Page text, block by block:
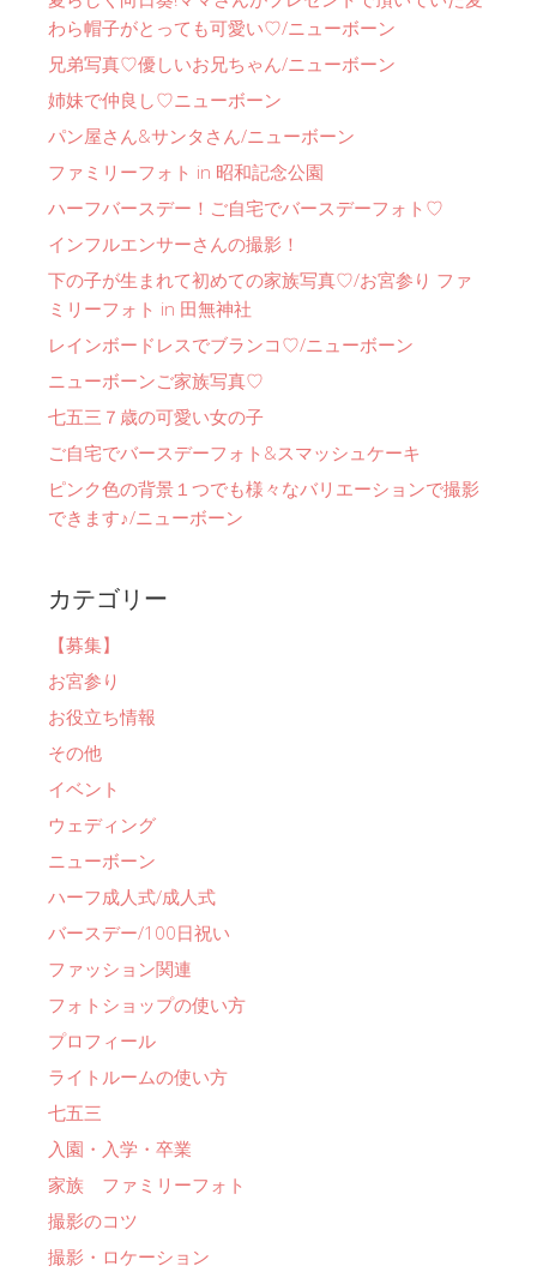
わら帽子がとっても可愛い♡/ニューボーン
兄弟写真♡優しいお兄ちゃん/ニューボーン
姉妹で仲良し♡ニューボーン
パン屋さん&サンタさん/ニューボーン
ファミリーフォト in 昭和記念公園
ハーフバースデー！ご自宅でバースデーフォト♡
インフルエンサーさんの撮影！
下の子が生まれて初めての家族写真♡/お宮参り ファ
ミリーフォト in 田無神社
レインボードレスでブランコ♡/ニューボーン
ニューボーンご家族写真♡
七五三７歳の可愛い女の子
ご自宅でバースデーフォト&スマッシュケーキ
ピンク色の背景１つでも様々なバリエーションで撮影
できます♪/ニューボーン
カテゴリー
【募集】
お宮参り
お役立ち情報
その他
イベント
ウェディング
ニューボーン
ハーフ成人式/成人式
バースデー/100日祝い
ファッション関連
フォトショップの使い方
プロフィール
ライトルームの使い方
七五三
入園・入学・卒業
家族 ファミリーフォト
撮影のコツ
撮影・ロケーション